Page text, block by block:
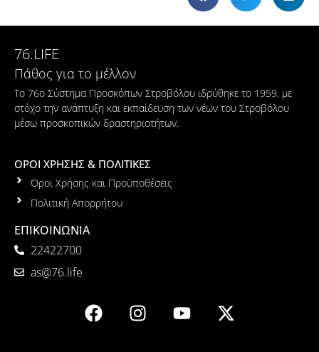
76.LIFE
Πάθος για το μέλλον
Το 76ο Σύστημα Προσκόπων Στροβόλου ιδρύθηκε το 1959, με
στόχο την ανάπτυξη και εκπαίδευση των νέων του Στροβόλου
μέσω προσκοπικών δραστηριοτήτων.
ΟΡΟΙ ΧΡΗΣΗΣ & ΠΟΛΙΤΙΚΕΣ
Όροι Χρήσης και Προϋποθέσεις
Πολιτική Απορρήτου
ΕΠΙΚΟΙΝΩΝΙΑ
22422700
as@76.life